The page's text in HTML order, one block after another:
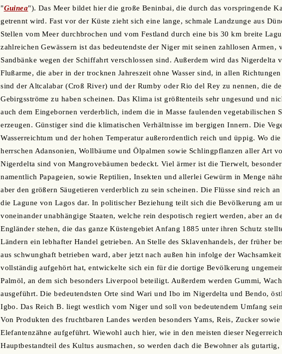
"Guinea"). Das Meer bildet hier die große Beninbai, die durch das vorspringende
getrennt wird. Fast vor der Küste zieht sich eine lange, schmale Landzunge aus
Stellen vom Meer durchbrochen und vom Festland durch eine bis 30 km breite
zahlreichen Gewässern ist das bedeutendste der Niger mit seinen zahllosen Armen,
Sandbänke wegen der Schiffahrt verschlossen sind. Außerdem wird das Nigerdelta
Flußarme, die aber in der trocknen Jahreszeit ohne Wasser sind, in allen
sind der Altcalabar (Croß River) und der Rumby oder Rio del Rey zu nennen, die
Gebirgsströme zu haben scheinen. Das Klima ist größtenteils sehr ungesund und
auch dem Eingebornen verderblich, indem die in Masse faulenden vegetabilischen
erzeugen. Günstiger sind die klimatischen Verhältnisse im bergigen Innern. Die
Wasserreichtum und der hohen Temperatur außerordentlich reich und üppig. Wo
herrschen Adansonien, Wollbäume und Ölpalmen sowie Schlingpflanzen aller Art
Nigerdelta sind von Mangrovebäumen bedeckt. Viel ärmer ist die Tierwelt,
namentlich Papageien, sowie Reptilien, Insekten und allerlei Gewürm in Menge
aber den größern Säugetieren verderblich zu sein scheinen. Die Flüsse sind reich
die Lagune von Lagos dar. In politischer Beziehung teilt sich die Bevölkerung am
voneinander unabhängige Staaten, welche rein despotisch regiert werden, aber an
Engländer stehen, die das ganze Küstengebiet Anfang 1885 unter ihren Schutz
Ländern ein lebhafter Handel getrieben. An Stelle des Sklavenhandels, der früher
aus schwunghaft betrieben ward, aber jetzt nach außen hin infolge der
vollständig aufgehört hat, entwickelte sich ein für die dortige Bevölkerung
Palmöl, an dem sich besonders Liverpool beteiligt. Außerdem werden Gummi,
ausgeführt. Die bedeutendsten Orte sind Wari und Ibo im Nigerdelta und Bendo,
Igbo. Das Reich B. liegt westlich vom Niger und soll von bedeutendem Umfang
Von Produkten des fruchtbaren Landes werden besonders Yams, Reis, Zucker
Elefantenzähne aufgeführt. Wiewohl auch hier, wie in den meisten dieser
Hauptbestandteil des Kultus ausmachen, so werden dach die Bewohner als